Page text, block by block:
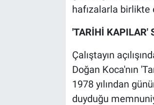
hafızalarla birlikte
'TARİHİ KAPILAR'
Çalıştayın
Doğan Koca'nın
1978 yılından
duyduğu